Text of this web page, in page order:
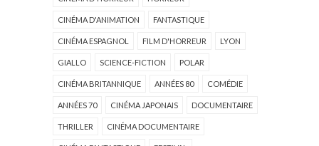
CINÉMA D'ANIMATION FANTASTIQUE
CINÉMA ESPAGNOL FILM D'HORREUR LYON
GIALLO SCIENCE-FICTION POLAR
CINÉMA BRITANNIQUE ANNÉES 80 COMÉDIE
ANNÉES 70 CINÉMA JAPONAIS DOCUMENTAIRE
THRILLER CINÉMA DOCUMENTAIRE